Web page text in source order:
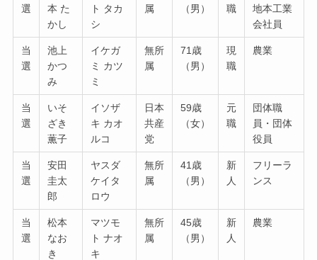
選
本 た
かし
ト タカ
シ
属
（男）
職
地本工業
会社員
当
選
池上
かつ
み
イケガ
ミ カツ
ミ
無所
属
71歳
（男）
現
職
農業
当
選
いそ
ざき
薫子
イソザ
キ カオ
ルコ
日本
共産
党
59歳
（女）
元
職
団体職
員・団体
役員
当
選
安田
圭太
郎
ヤスダ
ケイタ
ロウ
無所
属
41歳
（男）
新
人
フリーラ
ンス
当
選
松本
なお
き
マツモ
ト ナオ
キ
無所
属
45歳
（男）
新
人
農業